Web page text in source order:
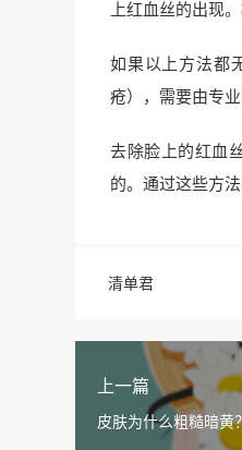
上红血丝的出现
如果以上方法都
疮），需要由专业
去除脸上的红血
的。通过这些方
清单君
上一篇
皮肤为什么粗糙暗黄